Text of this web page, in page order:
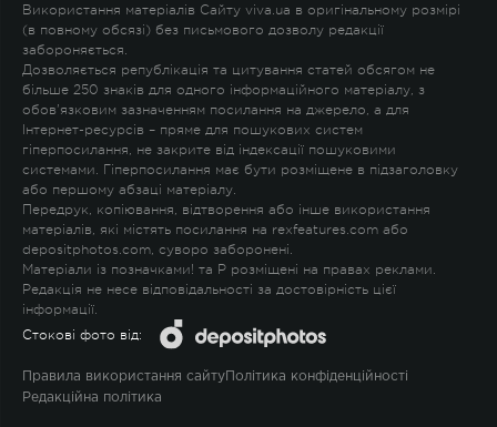
Використання матеріалів Сайту viva.ua в оригінальному розмірі
(в повному обсязі) без письмового дозволу редакції
забороняється.
Дозволяється републікація та цитування статей обсягом не
більше 250 знаків для одного інформаційного матеріалу, з
обов'язковим зазначенням посилання на джерело, а для
Інтернет-ресурсів – пряме для пошукових систем
гіперпосилання, не закрите від індексації пошуковими
системами. Гіперпосилання має бути розміщене в підзаголовку
або першому абзаці матеріалу.
Передрук, копіювання, відтворення або інше використання
матеріалів, які містять посилання на rexfeatures.com або
depositphotos.com, суворо заборонені.
Матеріали із позначками! та P розміщені на правах реклами.
Редакція не несе відповідальності за достовірність цієї
інформації.
Стокові фото від:
Правила використання сайту Політика конфіденційності
Редакційна політика